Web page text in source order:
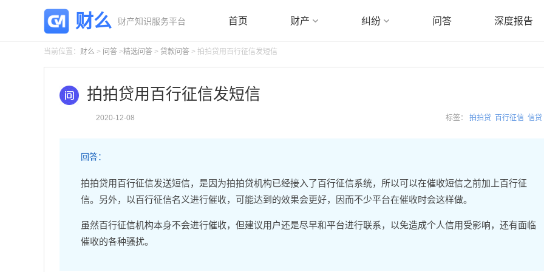
财么 财产知识服务平台 首页 财产 纠纷 问答 深度报告
当前位置： 财么 > 问答 >精选问答 > 贷款问答 > 拍拍贷用百行征信发短信
拍拍贷用百行征信发短信
标签： 拍拍贷 百行征信 信贷
2020-12-08
回答：
拍拍贷用百行征信发送短信，是因为拍拍贷机构已经接入了百行征信系统，所以可以在催收短信之前加上百行征
信。另外，以百行征信名义进行催收，可能达到的效果会更好，因而不少平台在催收时会这样做。
虽然百行征信机构本身不会进行催收，但建议用户还是尽早和平台进行联系，以免造成个人信用受影响，还有面临
催收的各种骚扰。